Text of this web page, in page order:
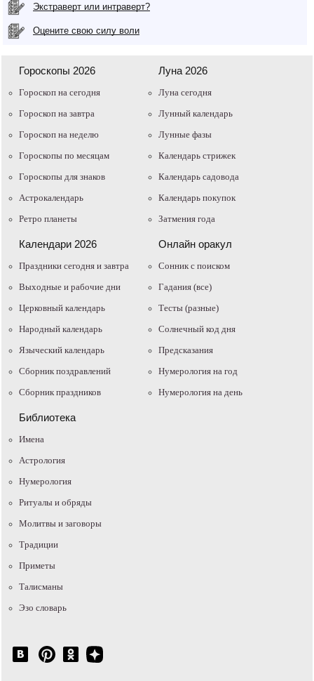
Экстраверт или интраверт?
Оцените свою силу воли
Гороскопы 2026
Гороскоп на сегодня
Гороскоп на завтра
Гороскоп на неделю
Гороскопы по месяцам
Гороскопы для знаков
Астрокалендарь
Ретро планеты
Луна 2026
Луна сегодня
Лунный календарь
Лунные фазы
Календарь стрижек
Календарь садовода
Календарь покупок
Затмения года
Календари 2026
Праздники сегодня и завтра
Выходные и рабочие дни
Церковный календарь
Народный календарь
Языческий календарь
Сборник поздравлений
Сборник праздников
Онлайн оракул
Cонник с поиском
Гадания (все)
Тесты (разные)
Солнечный код дня
Предсказания
Нумерология на год
Нумерология на день
Библиотека
Имена
Астрология
Нумерология
Ритуалы и обряды
Молитвы и заговоры
Традиции
Приметы
Талисманы
Эзо словарь